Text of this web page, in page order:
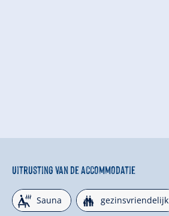
Uitrusting van de accommodatie
🗔Sauna 🍺gezinsvriendelijk